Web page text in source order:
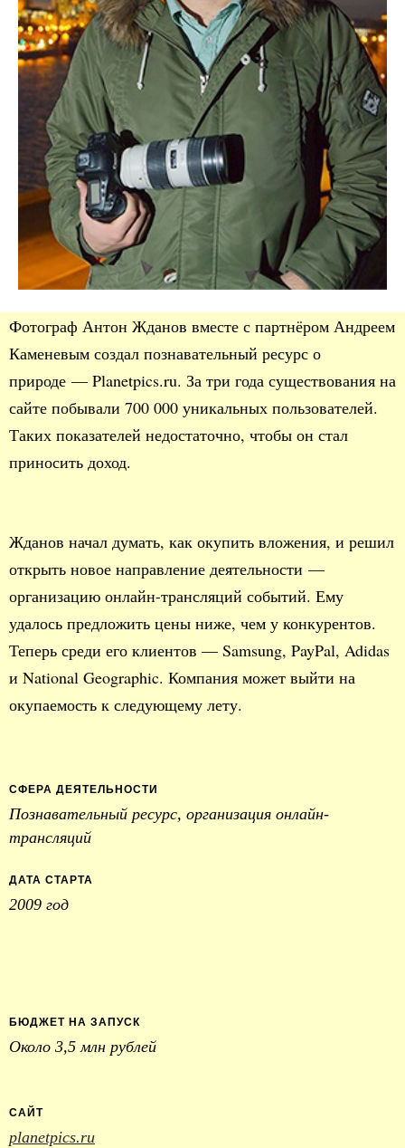
Фотограф Антон Жданов вместе с партнёром Андреем
Каменевым создал познавательный ресурс о
природе — Planetpics.ru. За три года существования на
сайте побывали 700 000 уникальных пользователей.
Таких показателей недостаточно, чтобы он стал
приносить доход.
Жданов начал думать, как окупить вложения, и решил
открыть новое направление деятельности —
организацию онлайн-трансляций событий. Ему
удалось предложить цены ниже, чем у конкурентов.
Теперь среди его клиентов — Samsung, PayPal, Adidas
и National Geographic. Компания может выйти на
окупаемость к следующему лету.
СФЕРА ДЕЯТЕЛЬНОСТИ
Познавательный ресурс, организация онлайн-
трансляций
ДАТА СТАРТА
2009 год
БЮДЖЕТ НА ЗАПУСК
Около 3,5 млн рублей
САЙТ
planetpics.ru